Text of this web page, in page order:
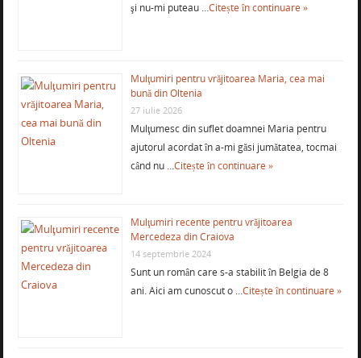
şi nu-mi puteau …Citește în continuare »
Mulţumiri pentru vrăjitoarea Maria, cea mai
bună din Oltenia
27 iulie 2026
Mulţumesc din suflet doamnei Maria pentru
ajutorul acordat în a-mi găsi jumătatea, tocmai
când nu …Citește în continuare »
Mulţumiri recente pentru vrăjitoarea
Mercedeza din Craiova
14 septembrie 2024
Sunt un român care s-a stabilit în Belgia de 8
ani. Aici am cunoscut o …Citește în continuare »